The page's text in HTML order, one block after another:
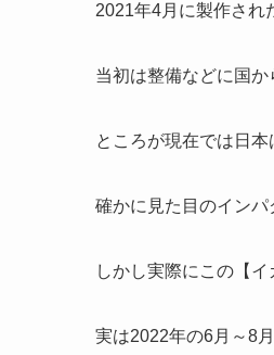
2021年4月に製作され
当初は整備などに国
ところが現在では日
確かに見た目のイン
しかし実際にこの【
実は2022年の6月～8